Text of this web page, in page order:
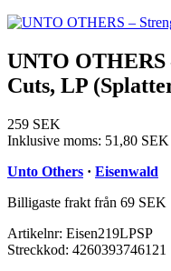
UNTO OTHERS
Cuts, LP
259 SEK
Inklusive moms: 51,80 SEK
Unto Others · Eisenwald
Billigaste frakt från 69 SEK
Artikelnr: Eisen219LPSP
Streckkod: 4260393746121